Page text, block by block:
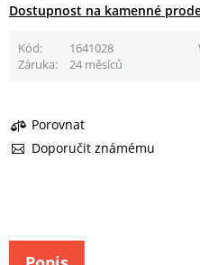
Dostupnost na kamenné
Kód 1641028
Záruka
24 měsíců
Porovnat
Doporučit známému